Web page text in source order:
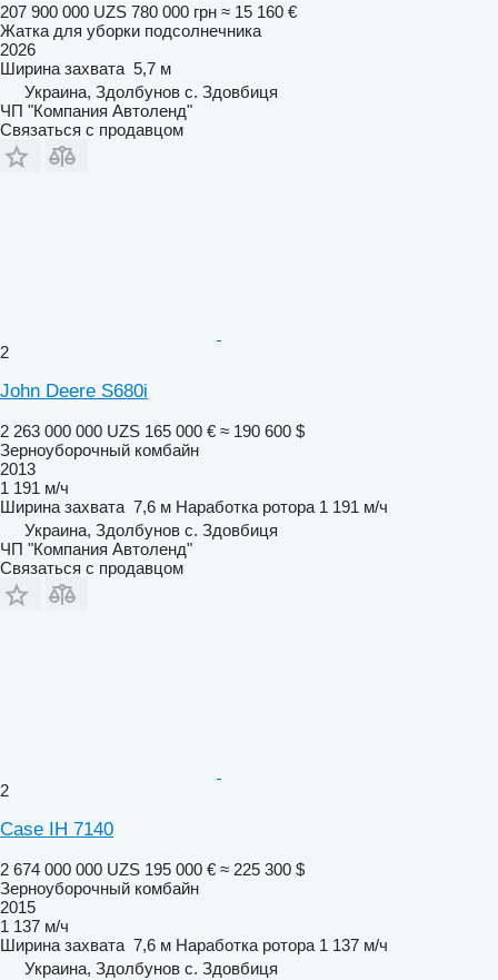
207 900 000 UZS 780 000 грн ≈ 15 160 €
Жатка для уборки подсолнечника
2026
Ширина захвата 5,7 м
Украина, Здолбунов с. Здовбиця
ЧП "Компания Автоленд"
Связаться с продавцом
2
John Deere S680i
2 263 000 000 UZS 165 000 € ≈ 190 600 $
Зерноуборочный комбайн
2013
1 191 м/ч
Ширина захвата 7,6 м Наработка ротора 1 191 м/ч
Украина, Здолбунов с. Здовбиця
ЧП "Компания Автоленд"
Связаться с продавцом
2
Case IH 7140
2 674 000 000 UZS 195 000 € ≈ 225 300 $
Зерноуборочный комбайн
2015
1 137 м/ч
Ширина захвата 7,6 м Наработка ротора 1 137 м/ч
Украина, Здолбунов с. Здовбиця